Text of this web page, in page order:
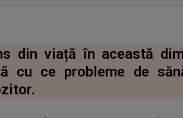
din viață în această
cu ce probleme de